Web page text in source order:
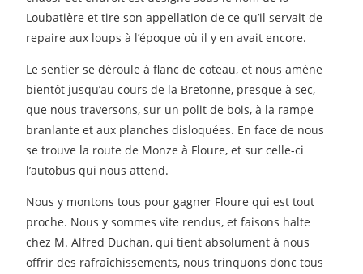
Loubatière et tire son appellation de ce qu’il servait de
repaire aux loups à l’époque où il y en avait encore.
Le sentier se déroule à flanc de coteau, et nous amène
bientôt jusqu’au cours de la Bretonne, presque à sec,
que nous traversons, sur un polit de bois, à la rampe
branlante et aux planches disloquées. En face de nous
se trouve la route de Monze à Floure, et sur celle-ci
l’autobus qui nous attend.
Nous y montons tous pour gagner Floure qui est tout
proche. Nous y sommes vite rendus, et faisons halte
chez M. Alfred Duchan, qui tient absolument à nous
offrir des rafraîchissements, nous trinquons donc tous